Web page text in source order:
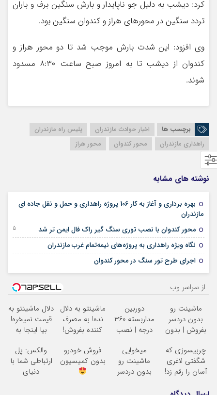
کرد: دیشب به دلیل جو ناپایدار و بارش سنگین برف و باران
تردد سنگین در محورهای هراز و کندوان سنگین بود.
وی افزود: این شدت بارش موجب شد تا دو محور هراز و
کندوان از دیشب تا به امروز صبح ساعت ۸:۳۰ مسدود
شوند.
برچسب ها اخبار حوادث مازندران
پلیس راه مازندران
راهداری مازندران
محور کندوان محور هراز
نوشته های مشابه
بهره برداری و آغاز به کار 106 پروژه راهداری و حمل و نقل جاده ای
مازندران
محور کندوان با نصب توری سنگ گیر راک فال ایمن تر شد 15 دسامبر 2025
نگاه ویژه راهداری به پروژه‌های نیمه‌تمام غرب مازندران
اجرای طرح تور سنگ در محور کندوان
از سراسر وب
ماشینت رو
بدون دردسر
بفروش | بدون
دوربین
مداربسته 360
درجه | نصب
ماشینتو به دلال
نده! به مصرف
کننده بفروش!
یک تماس
دلال ماشینتو به
قیمت نمیخره!
بیا اینجا به
بفروش*فقط
خریدار واقعی*
چربیسوزی که
شگفتی لاغری
آسان را رقم زد!
میخوایی
ماشینت رو
بدون دردسر
فروش خودرو
بدون کمیسیون
والکس: پل
ارتباطی شما با
دنیای